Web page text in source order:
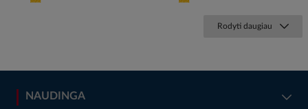
Rodyti daugiau
NAUDINGA